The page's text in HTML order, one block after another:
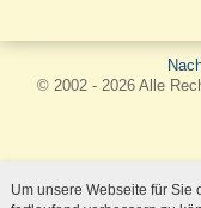
© 2002 - 2026 Alle
Um unsere Webseite für Sie